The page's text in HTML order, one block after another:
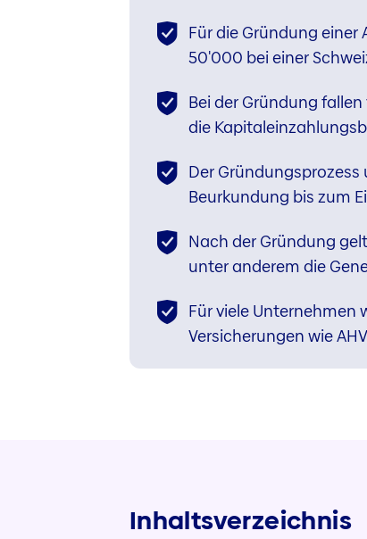
Für die Gründung einer
50'000 bei einer
Bei der Gründung
die
Der
Beurkundung bis zum
Nach der Gründung
unter anderem die
Für viele Unternehmen
Versicherungen wie
Inhaltsverzeichnis